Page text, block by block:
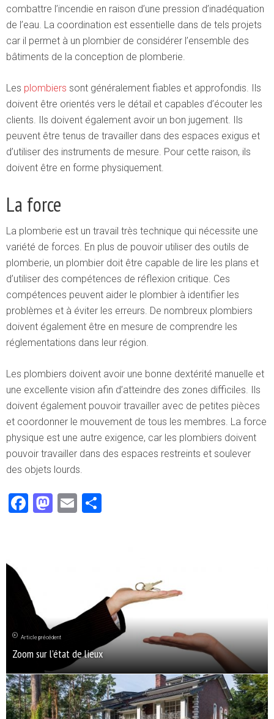
combattre l’incendie en raison d’une pression d’inadéquation
de l’eau. La coordination est essentielle dans de tels projets
car il permet à un plombier de considérer l’ensemble des
bâtiments de la conception de plomberie.
Les plombiers sont généralement fiables et approfondis. Ils
doivent être orientés vers le détail et capables d’écouter les
clients. Ils doivent également avoir un bon jugement. Ils
peuvent être tenus de travailler dans des espaces exigus et
d’utiliser des instruments de mesure. Pour cette raison, ils
doivent être en forme physiquement.
La force
La plomberie est un travail très technique qui nécessite une
variété de forces. En plus de pouvoir utiliser des outils de
plomberie, un plombier doit être capable de lire les plans et
d’utiliser des compétences de réflexion critique. Ces
compétences peuvent aider le plombier à identifier les
problèmes et à éviter les erreurs. De nombreux plombiers
doivent également être en mesure de comprendre les
réglementations dans leur région.
Les plombiers doivent avoir une bonne dextérité manuelle et
une excellente vision afin d’atteindre des zones difficiles. Ils
doivent également pouvoir travailler avec de petites pièces
et coordonner le mouvement de tous les membres. La force
physique est une autre exigence, car les plombiers doivent
pouvoir travailler dans des espaces restreints et soulever
des objets lourds.
Facebook
Mastodon
Email
Article précédent
Zoom sur l’état de lieux